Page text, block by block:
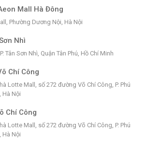
Mall Hà Đông
Phường Dương Nội, Hà Nội
Nhì
Tân Sơn Nhì, Quận Tân Phú, Hồ Chí Minh
Chí Công
Lotte Mall, số 272 đường Võ Chí Công, P. Phú
Hà Nội
Chí Công
Lotte Mall, số 272 đường Võ Chí Công, P. Phú
Hà Nội